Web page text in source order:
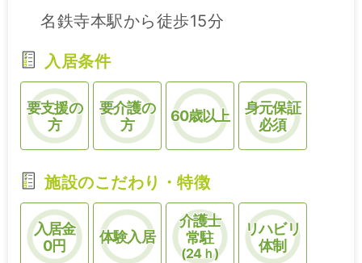
名鉄寺本駅から徒歩15分
入居条件
要支援の
方
要介護の
方
60歳以上
身元保証
必須
施設のこだわり・特徴
入居金
0円
体験入居
介護士
常駐
(24ｈ)
リハビリ
体制